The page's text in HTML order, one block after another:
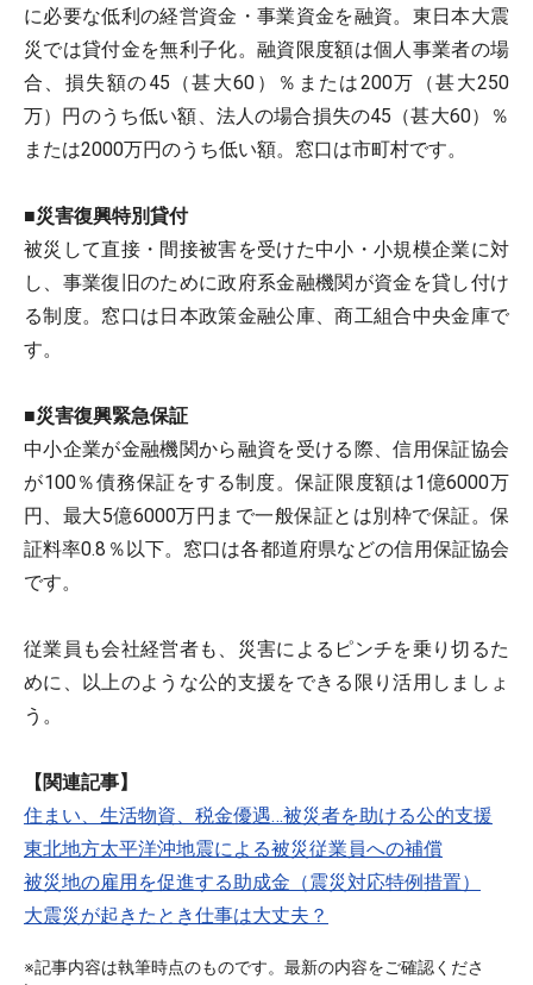
に必要な低利の経営資金・事業資金を融資。東日本大震
災では貸付金を無利子化。融資限度額は個人事業者の場
合、損失額の45（甚大60）％または200万（甚大250
万）円のうち低い額、法人の場合損失の45（甚大60）％
または2000万円のうち低い額。窓口は市町村です。
■災害復興特別貸付
被災して直接・間接被害を受けた中小・小規模企業に対
し、事業復旧のために政府系金融機関が資金を貸し付け
る制度。窓口は日本政策金融公庫、商工組合中央金庫で
す。
■災害復興緊急保証
中小企業が金融機関から融資を受ける際、信用保証協会
が100％債務保証をする制度。保証限度額は1億6000万
円、最大5億6000万円まで一般保証とは別枠で保証。保
証料率0.8％以下。窓口は各都道府県などの信用保証協会
です。
従業員も会社経営者も、災害によるピンチを乗り切るた
めに、以上のような公的支援をできる限り活用しましょ
う。
【関連記事】
住まい、生活物資、税金優遇…被災者を助ける公的支援
東北地方太平洋沖地震による被災従業員への補償
被災地の雇用を促進する助成金（震災対応特例措置）
大震災が起きたとき仕事は大丈夫？
※記事内容は執筆時点のものです。最新の内容をご確認くださ